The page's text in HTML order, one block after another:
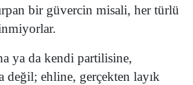
Kahramanmaraş
Mardin
Muğla
bir güvercin misali, her türlü
ya da kendi partilisine,
değil; ehline, gerçekten layık